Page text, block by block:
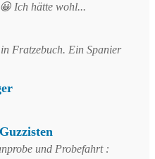
Ich hätte wohl...
Fratzebuch. Ein Spanier
und Probefahrt :